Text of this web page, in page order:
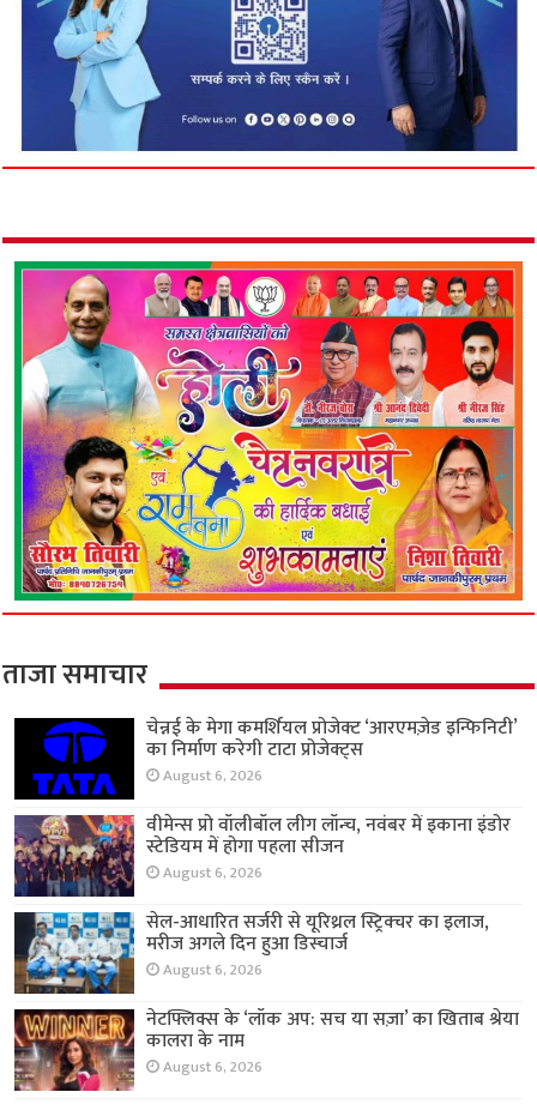
ताजा समाचार
चेन्नई के मेगा कमर्शियल प्रोजेक्ट ‘आरएमज़ेड इन्फिनिटी’
का निर्माण करेगी टाटा प्रोजेक्ट्स
August 6, 2026
वीमेन्स प्रो वॉलीबॉल लीग लॉन्च, नवंबर में इकाना इंडोर
स्टेडियम में होगा पहला सीजन
August 6, 2026
सेल-आधारित सर्जरी से यूरिथ्रल स्ट्रिक्चर का इलाज,
मरीज अगले दिन हुआ डिस्चार्ज
August 6, 2026
नेटफ्लिक्स के ‘लॉक अप: सच या सज़ा’ का खिताब श्रेया
कालरा के नाम
August 6, 2026